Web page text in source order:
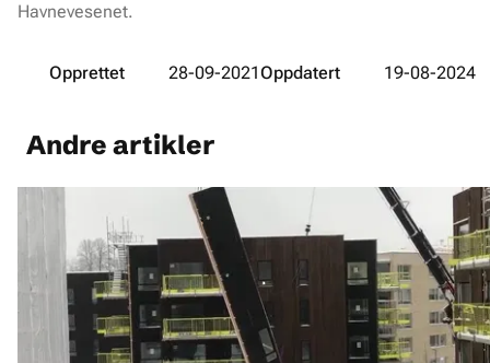
Havnevesenet.
Opprettet 28-09-2021Oppdatert 19-08-2024
Andre artikler